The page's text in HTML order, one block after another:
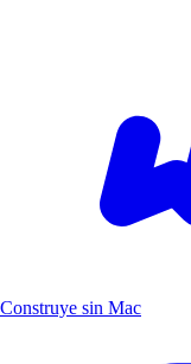
Construye sin Mac